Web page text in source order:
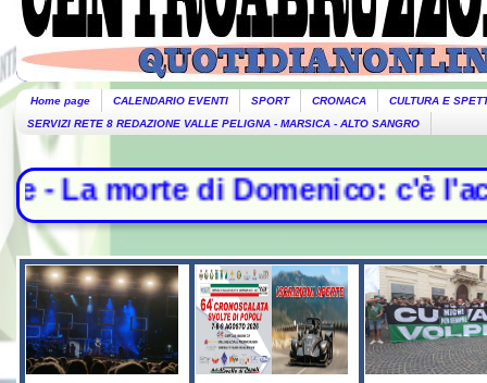
Home page CALENDARIO EVENTI SPORT CRONACA
CULTURA E
SERVIZI RETE 8 REDAZIONE VALLE PELIGNA - MARSICA - ALTO SANGRO
di Domenico: c'è l'accordo